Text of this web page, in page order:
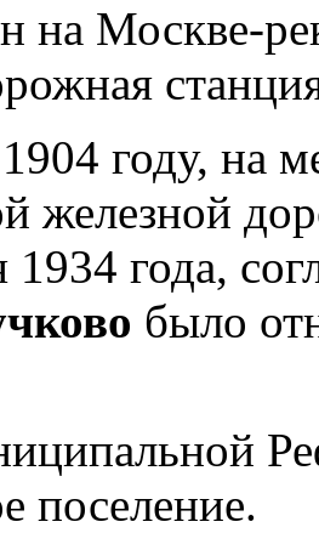
на Москве-
году, на
железной
1934 года,
было
поселение.